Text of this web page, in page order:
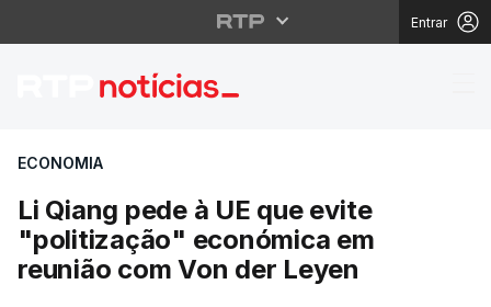
Entrar
Li Qiang pede à UE
ECONOMIA
Li Qiang pede à UE que evite
"politização" económica em
reunião com Von der Leyen